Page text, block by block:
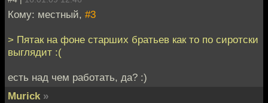
Кому: местный, #3
> Пятак на фоне старших братьев как то по сиротски
выглядит :(
есть над чем работать, да? :)
Murick »